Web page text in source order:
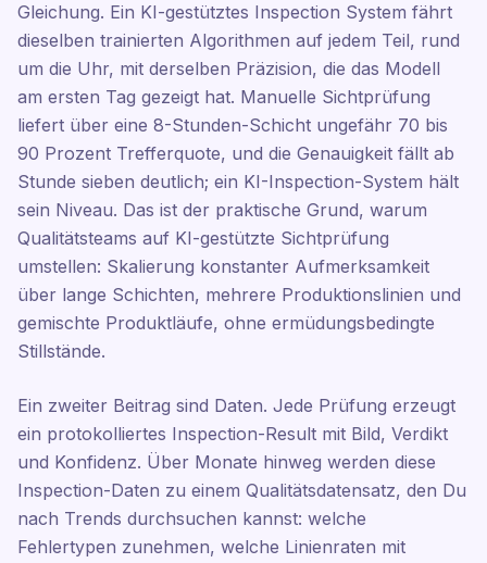
Gleichung. Ein KI-gestütztes Inspection System fährt
dieselben trainierten Algorithmen auf jedem Teil, rund
um die Uhr, mit derselben Präzision, die das Modell
am ersten Tag gezeigt hat. Manuelle Sichtprüfung
liefert über eine 8-Stunden-Schicht ungefähr 70 bis
90 Prozent Trefferquote, und die Genauigkeit fällt ab
Stunde sieben deutlich; ein KI-Inspection-System hält
sein Niveau. Das ist der praktische Grund, warum
Qualitätsteams auf KI-gestützte Sichtprüfung
umstellen: Skalierung konstanter Aufmerksamkeit
über lange Schichten, mehrere Produktionslinien und
gemischte Produktläufe, ohne ermüdungsbedingte
Stillstände.
Ein zweiter Beitrag sind Daten. Jede Prüfung erzeugt
ein protokolliertes Inspection-Result mit Bild, Verdikt
und Konfidenz. Über Monate hinweg werden diese
Inspection-Daten zu einem Qualitätsdatensatz, den Du
nach Trends durchsuchen kannst: welche
Fehlertypen zunehmen, welche Linienraten mit